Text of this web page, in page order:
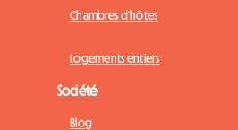
Chambres d'hôtes
Logements entiers
Société
Blog